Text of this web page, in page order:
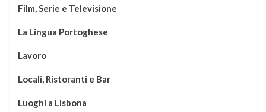
Film, Serie e Televisione
La Lingua Portoghese
Lavoro
Locali, Ristoranti e Bar
Luoghi a Lisbona